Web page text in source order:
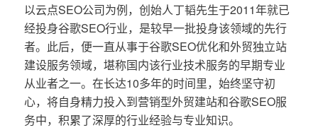
以云点SEO公司为例，创始人丁韬先生于2011年就已
经投身谷歌SEO行业，是较早一批投身该领域的先行
者。此后，便一直从事于谷歌SEO优化和外贸独立站
建设服务领域，堪称国内该行业技术服务的早期专业
从业者之一。在长达10多年的时间里，始终坚守初
心，将自身精力投入到营销型外贸建站和谷歌SEO服
务中，积累了深厚的行业经验与专业知识。